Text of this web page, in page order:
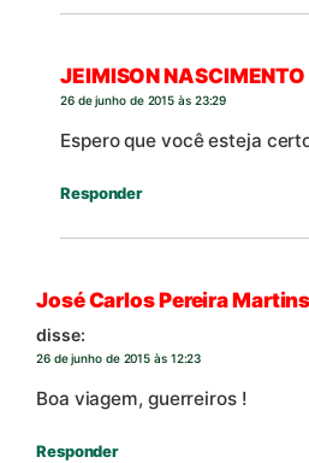
JEIMISON NASCIMENTO
26 de junho de 2015 às 23:29
Espero que você esteja
Responder
José Carlos Pereira
disse:
26 de junho de 2015 às 12:23
Boa viagem, guerreiros !
Responder